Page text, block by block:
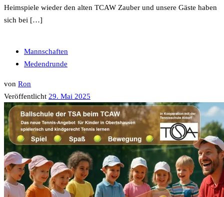
Heimspiele wieder den alten TCAW Zauber und unsere Gäste haben
sich bei […]
Mannschaften
Medendrunde
von Ron
Veröffentlicht 29. Mai 2025